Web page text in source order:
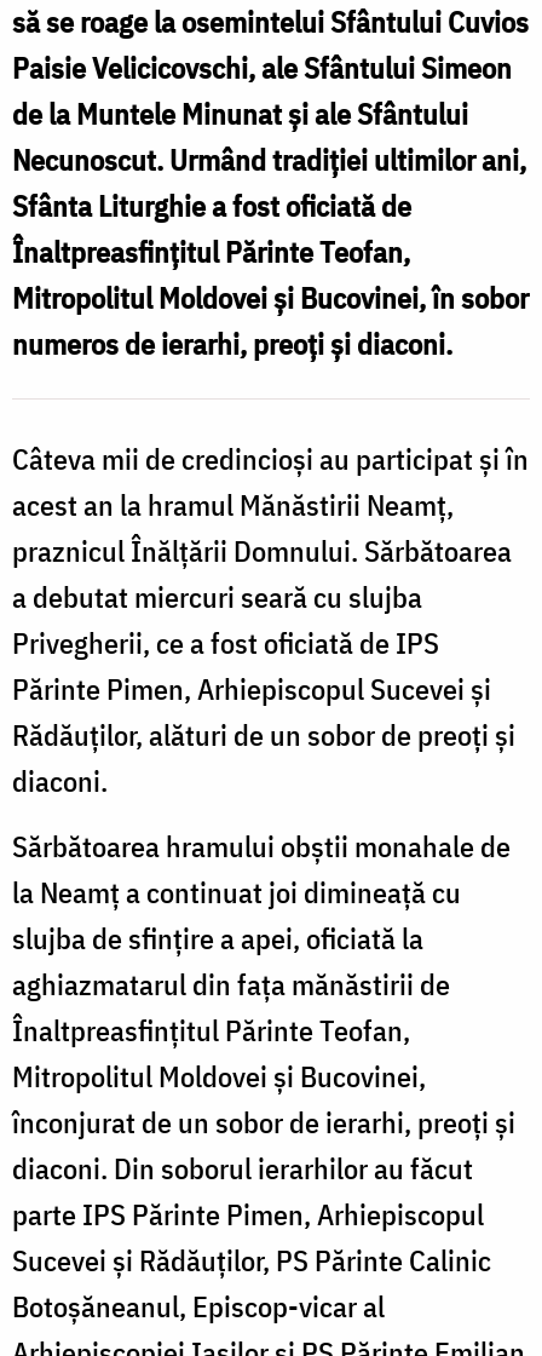
să se roage la osemintelui Sfântului Cuvios
Paisie Velicicovschi, ale Sfântului Simeon
de la Muntele Minunat şi ale Sfântului
Necunoscut. Urmând tradiţiei ultimilor ani,
Sfânta Liturghie a fost oficiată de
Înaltpreasfinţitul Părinte Teofan,
Mitropolitul Moldovei şi Bucovinei, în sobor
numeros de ierarhi, preoţi şi diaconi.
Câteva mii de credincioşi au participat şi în
acest an la hramul Mănăstirii Neamţ,
praznicul Înălţării Domnului. Sărbătoarea
a debutat miercuri seară cu slujba
Privegherii, ce a fost oficiată de IPS
Părinte Pimen, Arhiepiscopul Sucevei și
Rădăuților, alături de un sobor de preoţi şi
diaconi.
Sărbătoarea hramului obştii monahale de
la Neamţ a continuat joi dimineaţă cu
slujba de sfinţire a apei, oficiată la
aghiazmatarul din faţa mănăstirii de
Înaltpreasfinţitul Părinte Teofan,
Mitropolitul Moldovei şi Bucovinei,
înconjurat de un sobor de ierarhi, preoţi şi
diaconi. Din soborul ierarhilor au făcut
parte IPS Părinte Pimen, Arhiepiscopul
Sucevei şi Rădăuţilor, PS Părinte Calinic
Botoşăneanul, Episcop-vicar al